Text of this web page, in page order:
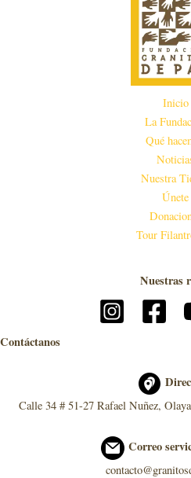
Inicio
La
Qué
Nuestra
Únete
Tour
Nuestras
Contáctanos
Calle 34 # 51-27 Rafael Nuñez,
Correo